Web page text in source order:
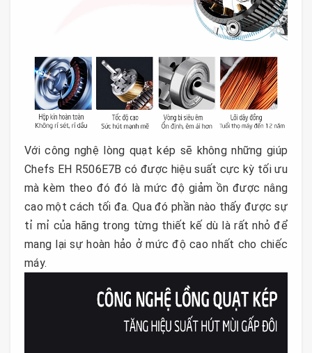
Với công nghệ lòng quạt kép sẽ không những giúp
Chefs EH R506E7B có được hiệu suất cực kỳ tối ưu
mà kèm theo đó đó là mức độ giảm ồn được nâng
cao một cách tối đa. Qua đó phần nào thấy được sự
tỉ mỉ của hãng trong từng thiết kế dù là rất nhỏ để
mang lại sự hoàn hảo ở mức độ cao nhất cho chiếc
máy.